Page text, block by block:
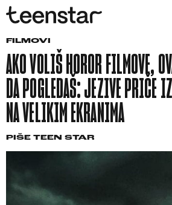
FILMOVI
AKO VOLIŠ HOROR FILMOVE,
DA POGLEDAŠ: JEZIVE PRIČE
NA VELIKIM EKRANIMA
PIŠE TEEN STAR